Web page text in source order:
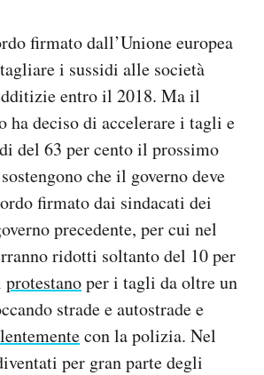
firmato dall’Unione europea
i sussidi alle società
entro il 2018. Ma il
ha deciso di accelerare i tagli e
del 63 per cento il prossimo
che il governo deve
firmato dai sindacati dei
precedente, per cui nel
ridotti soltanto del 10 per
protestanoper i tagli da oltre un
strade e autostrade e
con la polizia. Nel
per gran parte degli